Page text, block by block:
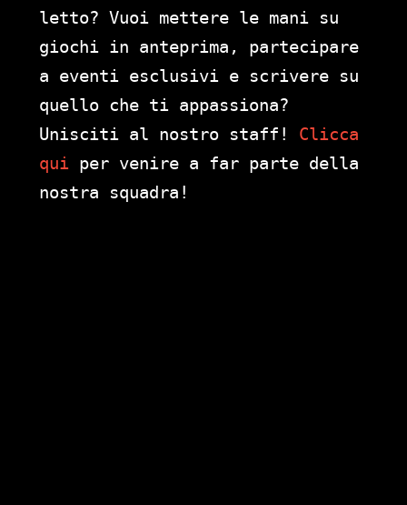
letto? Vuoi mettere le mani su
giochi in anteprima, partecipare
a eventi esclusivi e scrivere su
quello che ti appassiona?
Unisciti al nostro staff! Clicca
qui per venire a far parte della
nostra squadra!